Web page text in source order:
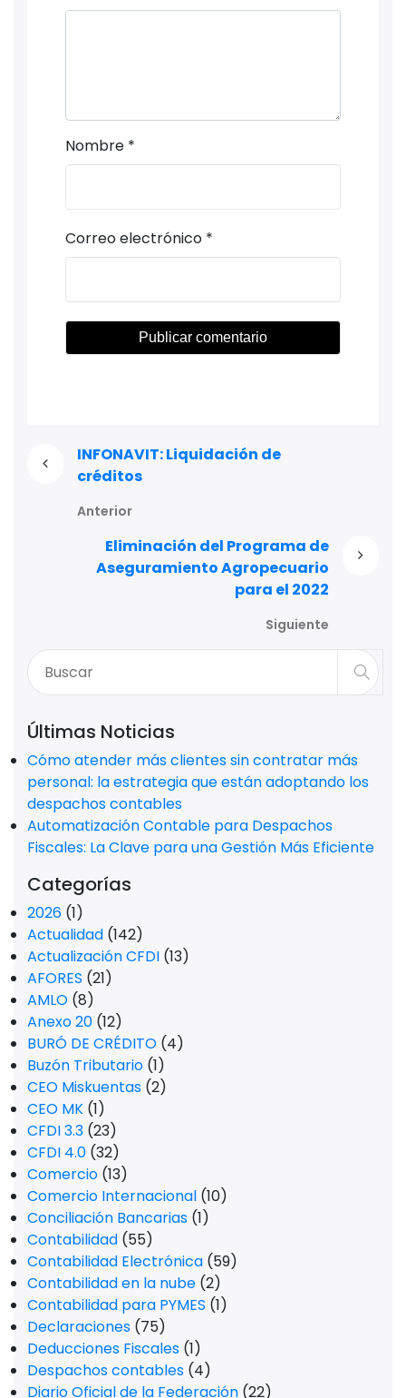
Nombre *
Correo electrónico *
INFONAVIT: Liquidación de
créditos
Anterior
Eliminación del Programa de
Aseguramiento Agropecuario
para el 2022
Siguiente
Últimas Noticias
Cómo atender más clientes sin contratar más
personal: la estrategia que están adoptando los
despachos contables
Automatización Contable para Despachos
Fiscales: La Clave para una Gestión Más Eficiente
Categorías
2026 (1)
Actualidad (142)
Actualización CFDI (13)
AFORES (21)
AMLO (8)
Anexo 20 (12)
BURÓ DE CRÉDITO (4)
Buzón Tributario (1)
CEO Miskuentas (2)
CEO MK (1)
CFDI 3.3 (23)
CFDI 4.0 (32)
Comercio (13)
Comercio Internacional (10)
Conciliación Bancarias (1)
Contabilidad (55)
Contabilidad Electrónica (59)
Contabilidad en la nube (2)
Contabilidad para PYMES (1)
Declaraciones (75)
Deducciones Fiscales (1)
Despachos contables (4)
Diario Oficial de la Federación (22)